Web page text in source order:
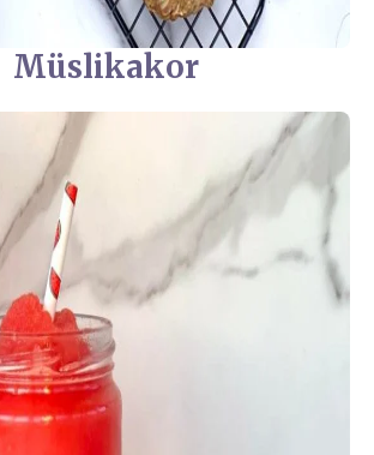
Müslikakor